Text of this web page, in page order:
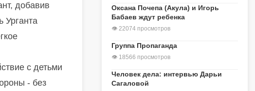
добавив
Урганта
с детьми
- без
Оксана Почепа (Акула) и Игорь
Бабаев ждут ребенка
👁 22074 просмотров
Группа Пропаганда
👁 18566 просмотров
Человек дела: интервью Дарьи
Сагаловой